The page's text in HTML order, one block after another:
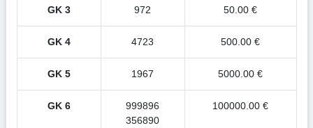
GK 3 972 50.00 €
GK 4 4723 500.00 €
GK 5 1967 5000.00 €
GK 6
999896
356890
100000.00 €